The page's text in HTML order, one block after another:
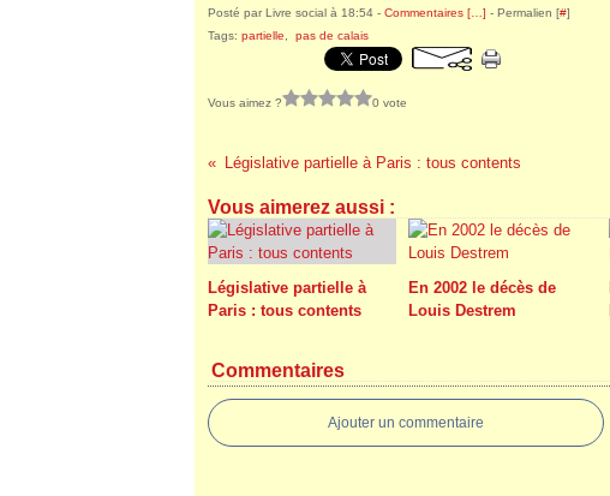
Posté par Livre social à 18:54 - Commentaires [ ] - Permalien [#]
Tags: partielle pas de calais
Vous aimez ? 0 vote
Législative partielle à Paris : tous contents
Vous aimerez aussi :
Législative partielle à
Paris : tous contents
En 2002 le décès de
Louis Destrem
Commentaires
Ajouter un commentaire